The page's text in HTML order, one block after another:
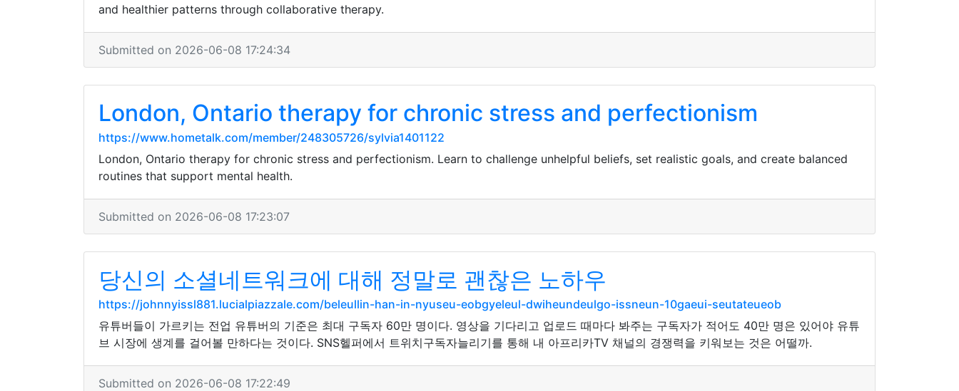
and healthier patterns through collaborative therapy.
Submitted on 2026-06-08 17:24:34
London, Ontario therapy for chronic stress and perfectionism
https://www.hometalk.com/member/248305726/sylvia1401122
London, Ontario therapy for chronic stress and perfectionism. Learn to challenge unhelpful beliefs, set realistic goals, and create balanced
routines that support mental health.
Submitted on 2026-06-08 17:23:07
당신의 소셜네트워크에 대해 정말로 괜찮은 노하우
https://johnnyissl881.lucialpiazzale.com/beleullin-han-in-nyuseu-eobgyeleul-dwiheundeulgo-issneun-10gaeui-seutateueob
유튜버들이 가르키는 전업 유튜버의 기준은 최대 구독자 60만 명이다. 영상을 기다리고 업로드 때마다 봐주는 구독자가 적어도 40만 명은 있어야 유튜
브 시장에 생계를 걸어볼 만하다는 것이다. SNS헬퍼에서 트위치구독자늘리기를 통해 내 아프리카TV 채널의 경쟁력을 키워보는 것은 어떨까.
Submitted on 2026-06-08 17:22:49